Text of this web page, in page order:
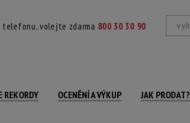
telefonu, volejte zdarma 800 30 30 90
REKORDY OCENĚNÍ A VÝKUP JAK PRODAT?